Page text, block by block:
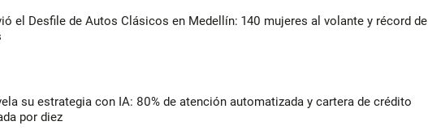
el Desfile de Autos Clásicos en Medellín: 140 mujeres al volante y récord de
su estrategia con IA: 80% de atención automatizada y cartera de crédito
por diez